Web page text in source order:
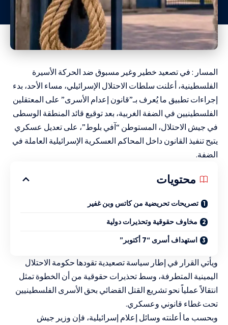
المسار : في تصعيد خطير وغير مسبوق ضد الحركة الأسيرة
الفلسطينية، أعلنت سلطات الاحتلال الإسرائيلي، مساء الأحد، بدء
إجراءات تطبيق ما يُعرف بـ”قانون إعدام الأسرى” على المعتقلين
الفلسطينيين في الضفة الغربية، بعد توقيع قائد المنطقة الوسطى
في جيش الاحتلال، المستوطن “آفي بلوط”، على تعديل عسكري
يتيح تنفيذ القانون داخل المحاكم العسكرية الإسرائيلية العاملة في
الضفة.
محتويات
تصريحات تحريضية من كاتس وبن غفير
مخاوف حقوقية وتحذيرات دولية
استهداف أسرى “7 أكتوبر”
ويأتي القرار في إطار سياسة تصعيدية تقودها حكومة الاحتلال
اليمينية المتطرفة، وسط تحذيرات حقوقية من أن الخطوة تمثل
انتقالاً عملياً نحو تشريع القتل القضائي بحق الأسرى الفلسطينيين
تحت غطاء قانوني وعسكري.
وبحسب ما أعلنته وسائل إعلام إسرائيلية، فإن وزير جيش